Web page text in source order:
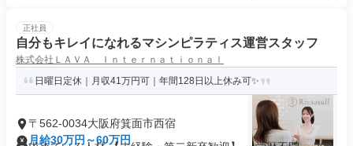
正社員
自分もキレイになれるマシンピラティス運営スタッフ
株式会社ＬＡＶＡ Ｉｎｔｅｒｎａｔｉｏｎａｌ
日曜日定休｜月収41万円可｜年間128日以上休み可✨
〒562-0034大阪府箕面市西宿
月給30万円～60万円